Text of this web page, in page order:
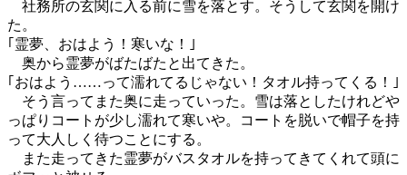
社務所の玄関に入る前に雪を落とす。そうして玄関を開け
た。
｢霊夢、おはよう！寒いな！｣
奥から霊夢がばたばたと出てきた。
｢おはよう……って濡れてるじゃない！タオル持ってくる！｣
そう言ってまた奥に走っていった。雪は落としたけれどや
っぱりコートが少し濡れて寒いや。コートを脱いで帽子を持
って大人しく待つことにする。
また走ってきた霊夢がバスタオルを持ってきてくれて頭に